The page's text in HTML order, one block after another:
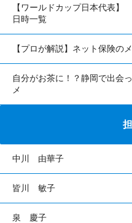
【ワールドカップ日本代表
日時一覧
【プロが解説】ネット保険の
自分がお茶に！？静岡で出会
メ
中川 由華子
皆川 敏子
泉 慶子